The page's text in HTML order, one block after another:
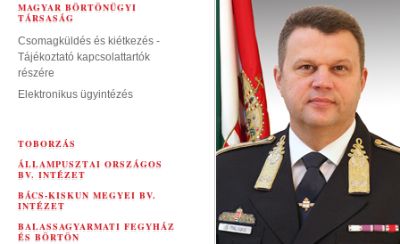
MAGYAR BÖRTÖNÜGYI
TÁRSASÁG
Csomagküldés és kiétkezés -
Tájékoztató kapcsolattartók
részére
Elektronikus ügyintézés
TOBORZÁS
ÁLLAMPUSZTAI ORSZÁGOS
BV. INTÉZET
BÁCS-KISKUN MEGYEI BV.
INTÉZET
BALASSAGYARMATI FEGYHÁZ
ÉS BÖRTÖN